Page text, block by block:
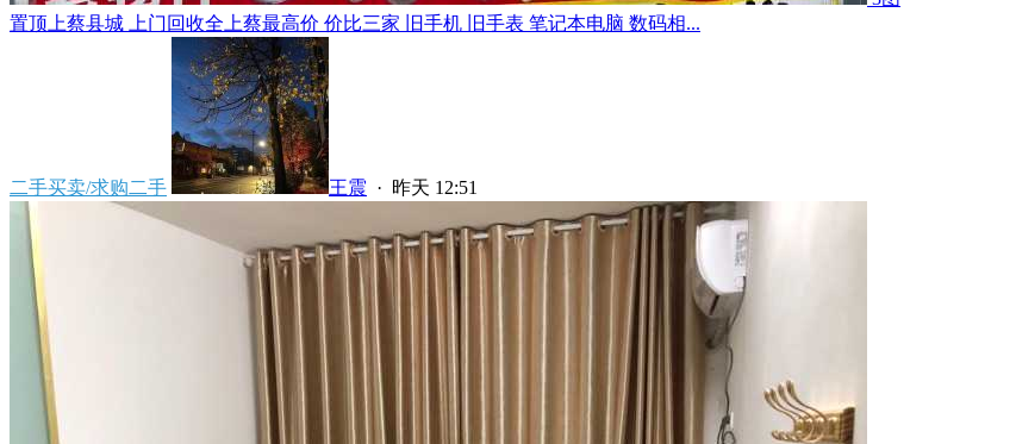
置顶 上蔡县城 上门回收全上蔡最高价 价比三家 旧手机 旧手表 笔记本电脑 数码相...
二手买卖/求购二手 王震 · 昨天 12:51